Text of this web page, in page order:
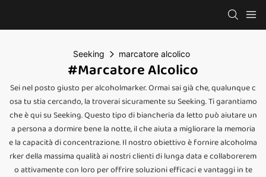
Seeking marcatore alcolico
#marcatore Alcolico
Sei nel posto giusto per alcoholmarker. Ormai sai già che, qualunque c
osa tu stia cercando, la troverai sicuramente su Seeking. Ti garantiamo
che è qui su Seeking. Questo tipo di biancheria da letto può aiutare un
a persona a dormire bene la notte, il che aiuta a migliorare la memoria
e la capacità di concentrazione. Il nostro obiettivo è fornire alcoholma
rker della massima qualità ai nostri clienti di lunga data e collaborerem
o attivamente con loro per offrire soluzioni efficaci e vantaggi in te